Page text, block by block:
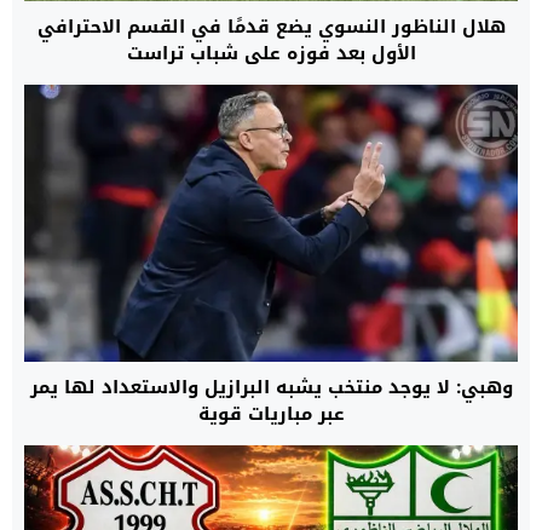
هلال الناظور النسوي يضع قدمًا في القسم الاحترافي
الأول بعد فوزه على شباب تراست
وهبي: لا يوجد منتخب يشبه البرازيل والاستعداد لها يمر
عبر مباريات قوية